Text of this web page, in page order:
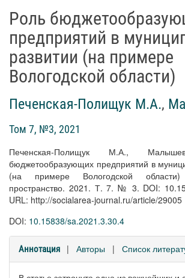
Роль
предприятий в
развитии (на примере
Вологодской области)
Печенская-Полищук М.А.,
Том 7, №3, 2021
Печенская-Полищук М.А.,
бюджетообразующих предприятий в
(на примере Вологодской
пространство. 2021. Т. 7. № 3. DOI:
URL: http://socialarea-journal.ru/article/29005
DOI: 10.15838/sa.2021.3.30.4
Аннотация | Авторы | Список